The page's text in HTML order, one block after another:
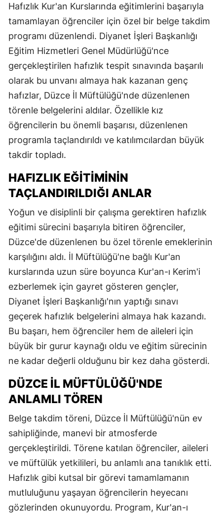
Hafızlık Kur'an Kurslarında eğitimlerini başarıyla
tamamlayan öğrenciler için özel bir belge takdim
programı düzenlendi. Diyanet İşleri Başkanlığı
Eğitim Hizmetleri Genel Müdürlüğü'nce
gerçekleştirilen hafızlık tespit sınavında başarılı
olarak bu unvanı almaya hak kazanan genç
hafızlar, Düzce İl Müftülüğü'nde düzenlenen
törenle belgelerini aldılar. Özellikle kız
öğrencilerin bu önemli başarısı, düzenlenen
programla taçlandırıldı ve katılımcılardan büyük
takdir topladı.
HAFIZLIK EĞITIMININ
TAÇLANDIRILDIĞI ANLAR
Yoğun ve disiplinli bir çalışma gerektiren hafızlık
eğitimi sürecini başarıyla bitiren öğrenciler,
Düzce'de düzenlenen bu özel törenle emeklerinin
karşılığını aldı. İl Müftülüğü'ne bağlı Kur'an
kurslarında uzun süre boyunca Kur'an-ı Kerim'i
ezberlemek için gayret gösteren gençler,
Diyanet İşleri Başkanlığı'nın yaptığı sınavı
geçerek hafızlık belgelerini almaya hak kazandı.
Bu başarı, hem öğrenciler hem de aileleri için
büyük bir gurur kaynağı oldu ve eğitim sürecinin
ne kadar değerli olduğunu bir kez daha gösterdi.
DÜZCE İL MÜFTÜLÜĞÜ'NDE
ANLAMLI TÖREN
Belge takdim töreni, Düzce İl Müftülüğü'nün ev
sahipliğinde, manevi bir atmosferde
gerçekleştirildi. Törene katılan öğrenciler, aileleri
ve müftülük yetkilileri, bu anlamlı ana tanıklık etti.
Hafızlık gibi kutsal bir görevi tamamlamanın
mutluluğunu yaşayan öğrencilerin heyecanı
gözlerinden okunuyordu. Program, Kur'an-ı